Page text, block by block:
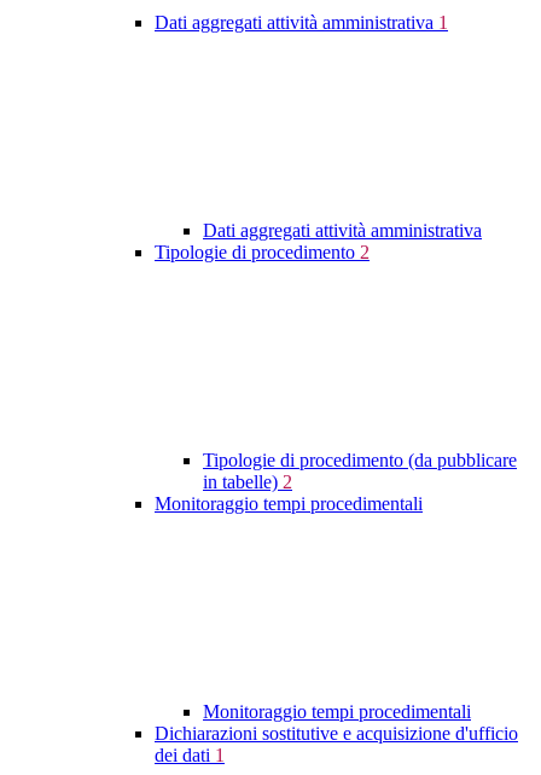
Dati aggregati attività amministrativa 1
Dati aggregati attività amministrativa
Tipologie di procedimento 2
Tipologie di procedimento (da pubblicare
in tabelle) 2
Monitoraggio tempi procedimentali
Monitoraggio tempi procedimentali
Dichiarazioni sostitutive e acquisizione d'ufficio
dei dati 1